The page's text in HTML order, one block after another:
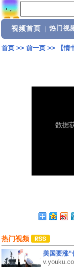
视频首页 热门视
首页>> 前一页>> 【
热门视频
美国要涨“